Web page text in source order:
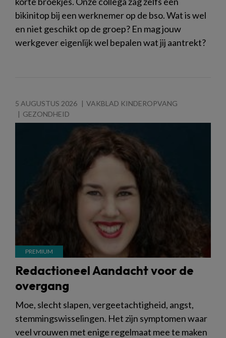
bikinitop bij een werknemer op de bso. Wat is wel
en niet geschikt op de groep? En mag jouw
werkgever eigenlijk wel bepalen wat jij aantrekt?
5 AUGUSTUS 2026
VAKBLAD KINDEROPVANG
GEZONDHEID
Redactioneel Aandacht voor de
overgang
Moe, slecht slapen, vergeetachtigheid, angst,
stemmingswisselingen. Het zijn symptomen waar
veel vrouwen met enige regelmaat mee te maken